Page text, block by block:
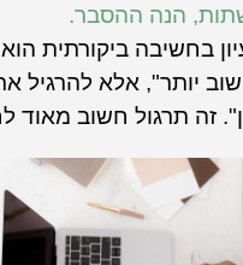
הנה ההסבר.
בחשיבה ביקורתית
יותר", אלא להרגיל
זה תרגול חשוב מאוד